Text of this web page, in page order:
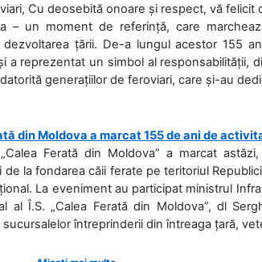
Cu deosebită onoare și respect, vă felicit
– un moment de referință, care
țării. De-a lungul acestor 155
a reprezentat un simbol al responsabilității,
generațiilor de feroviari, care și-au
din Moldova a marcat 155 de ani de
Ferată din Moldova” a marcat
de la fondarea căii ferate pe teritoriul
La eveniment au participat ministrul
al Î.S. „Calea Ferată din Moldova”, dl
întreprinderii din întreaga țară,